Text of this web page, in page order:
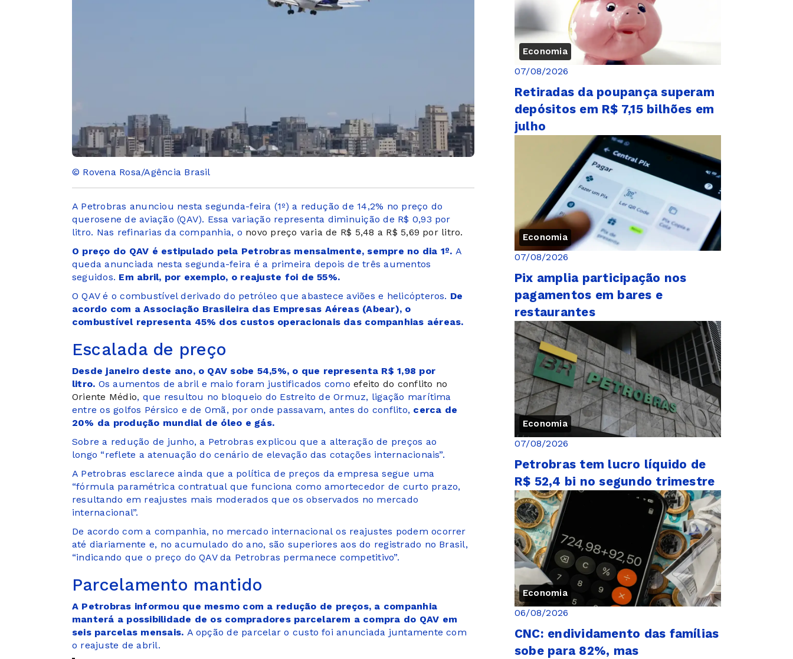
© Rovena Rosa/Agência Brasil
A Petrobras anunciou nesta segunda-feira (1º) a redução de 14,2% no preço do
querosene de aviação (QAV). Essa variação representa diminuição de R$ 0,93 por
litro. Nas refinarias da companhia, o novo preço varia de R$ 5,48 a R$ 5,69 por litro.
O preço do QAV é estipulado pela Petrobras mensalmente, sempre no dia 1º. A
queda anunciada nesta segunda-feira é a primeira depois de três aumentos
seguidos. Em abril, por exemplo, o reajuste foi de 55%.
O QAV é o combustível derivado do petróleo que abastece aviões e helicópteros. De
acordo com a Associação Brasileira das Empresas Aéreas (Abear), o
combustível representa 45% dos custos operacionais das companhias aéreas.
Escalada de preço
Desde janeiro deste ano, o QAV sobe 54,5%, o que representa R$ 1,98 por
litro. Os aumentos de abril e maio foram justificados comoefeito do conflito no
Oriente Médio, que resultou no bloqueio do Estreito de Ormuz, ligação marítima
entre os golfos Pérsico e de Omã, por onde passavam, antes do conflito, cerca de
20% da produção mundial de óleo e gás.
Sobre a redução de junho, a Petrobras explicou que a alteração de preços ao
longo “reflete a atenuação do cenário de elevação das cotações internacionais”.
A Petrobras esclarece ainda que a política de preços da empresa segue uma
“fórmula paramétrica contratual que funciona como amortecedor de curto prazo,
resultando em reajustes mais moderados que os observados no mercado
internacional”.
De acordo com a companhia, no mercado internacional os reajustes podem ocorrer
até diariamente e, no acumulado do ano, são superiores aos do registrado no Brasil,
“indicando que o preço do QAV da Petrobras permanece competitivo”.
Parcelamento mantido
A Petrobras informou que mesmo com a redução de preços, a companhia
manterá a possibilidade de os compradores parcelarem a compra do QAV em
seis parcelas mensais. A opção de parcelar o custo foi anunciada juntamente com
o reajuste de abril.
Economia
07/08/2026
Retiradas da poupança superam
depósitos em R$ 7,15 bilhões em
julho
Economia
07/08/2026
Pix amplia participação nos
pagamentos em bares e
restaurantes
Economia
07/08/2026
Petrobras tem lucro líquido de
R$ 52,4 bi no segundo trimestre
Economia
06/08/2026
CNC: endividamento das famílias
sobe para 82%, mas